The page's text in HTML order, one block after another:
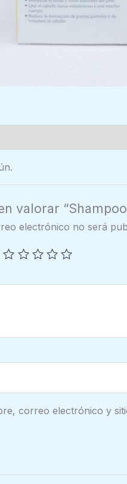
valorar
electrónico no será
correo electrónico y